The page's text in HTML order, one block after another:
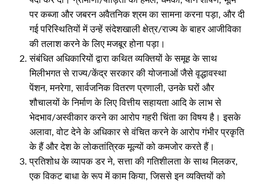
पर कब्जा और जबरन अवैतनिक श्रम का सामना करना पड़ा, और दी
गई परिस्थितियों में उन्हें संदेशखाली क्षेत्र/राज्य के बाहर आजीविका
की तलाश करने के लिए मजबूर होना पड़ा।
संबंधित अधिकारियों द्वारा कथित व्यक्तियों के समूह के साथ
मिलीभगत से राज्य/केंद्र सरकार की योजनाओं जैसे वृद्धावस्था
पेंशन, मनरेगा, सार्वजनिक वितरण प्रणाली, उनके घरों और
शौचालयों के निर्माण के लिए वित्तीय सहायता आदि के लाभ से
भेदभाव/अस्वीकार करने का आरोप गहरी चिंता का विषय है। इसके
अलावा, वोट देने के अधिकार से वंचित करने के आरोप गंभीर प्रकृति
के हैं और देश के लोकतांत्रिक मूल्यों को कमजोर करते हैं।
प्रतिशोध के व्यापक डर ने, सत्ता की गतिशीलता के साथ मिलकर,
एक विकट बाधा के रूप में काम किया, जिससे इन व्यक्तियों को